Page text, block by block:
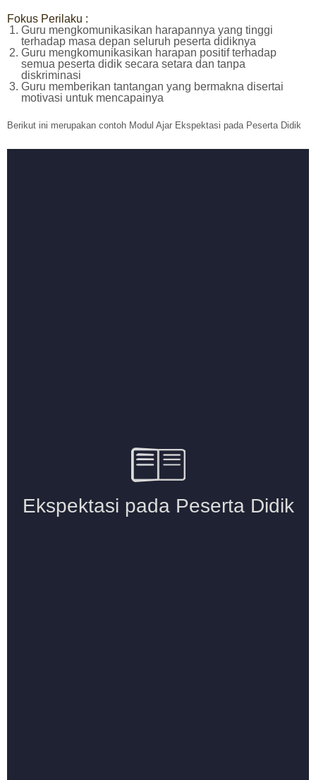
Fokus Perilaku :
Guru mengkomunikasikan harapannya yang tinggi
terhadap masa depan seluruh peserta didiknya
Guru mengkomunikasikan harapan positif terhadap
semua peserta didik secara setara dan tanpa
diskriminasi
Guru memberikan tantangan yang bermakna disertai
motivasi untuk mencapainya
Berikut ini merupakan contoh Modul Ajar Ekspektasi pada Peserta Didik